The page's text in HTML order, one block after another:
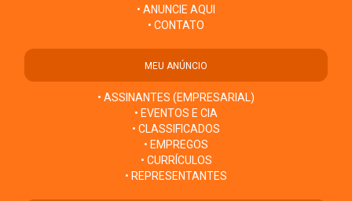
• ANUNCIE AQUI
• CONTATO
MEU ANÚNCIO
• ASSINANTES (EMPRESARIAL)
• EVENTOS E CIA
• CLASSIFICADOS
• EMPREGOS
• CURRÍCULOS
• REPRESENTANTES